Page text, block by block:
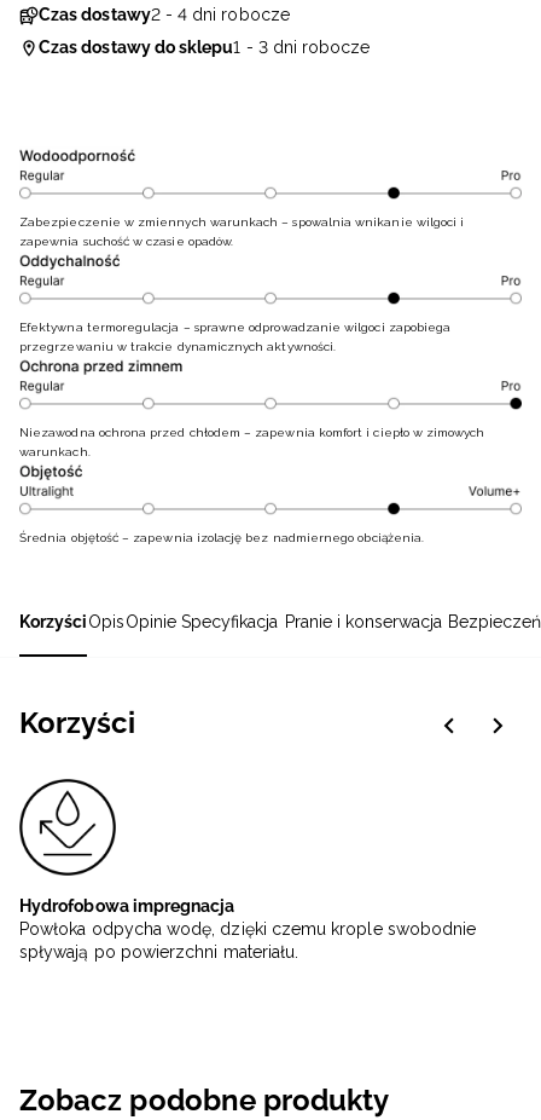
KorzyściOpisOpinie Specyfikacja Pranie i konserwacja
Korzyści
Hydrofobowa impregnacja
Powłoka odpycha wodę, dzięki czemu krople swobodnie
spływają po powierzchni materiału.
Czas dostawy2 - 4 dni robocze
Czas dostawy do sklepu1 - 3 dni robocze
Zabezpieczenie w zmiennych warunkach – spowalnia wnikanie wilgoci i
zapewnia suchość w czasie opadów.
Efektywna termoregulacja – sprawne odprowadzanie wilgoci zapobiega
przegrzewaniu w trakcie dynamicznych aktywności.
Niezawodna ochrona przed chłodem – zapewnia komfort i ciepło w zimowych
warunkach.
Średnia objętość – zapewnia izolację bez nadmiernego obciążenia.
Zobacz podobne produkty